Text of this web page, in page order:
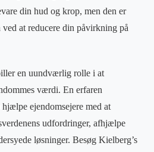
din hud og krop, men den er
at reducere din påvirkning på
en uundværlig rolle i at
værdi. En erfaren
ejendomsejere med at
udfordringer, afhjælpe
løsninger. Besøg Kielberg’s